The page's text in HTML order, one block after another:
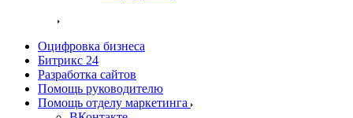
Оцифровка бизнеса
Битрикс 24
Разработка сайтов
Помощь руководителю
Помощь отделу маркетинга